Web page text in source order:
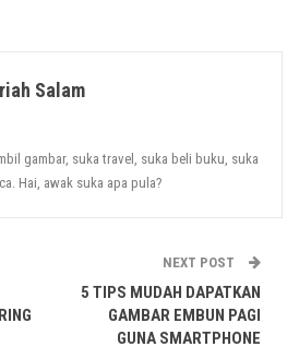
NST.Salam
gambar, suka travel, suka beli buku, suka
Hai, awak suka apa pula?
NEXT POST
5 TIPS MUDAH DAPATKAN
GAMBAR EMBUN PAGI
GUNA SMARTPHONE